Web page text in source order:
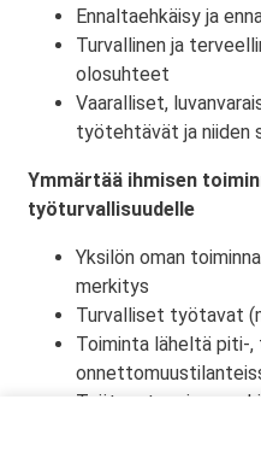
Ennaltaehkäisy ja
Turvallinen ja
olosuhteet
Vaaralliset,
työtehtävät ja niiden
Ymmärtää ihmisen
työturvallisuudelle
Yksilön oman
merkitys
Turvalliset työtavat
Toiminta läheltä piti-
Työtapaturmien